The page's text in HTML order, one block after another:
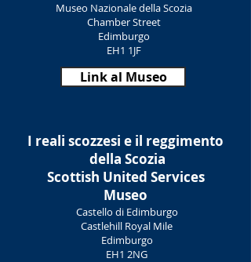
Museo Nazionale della Scozia
Chamber Street
Edimburgo
EH1 1JF
Link al Museo
I reali scozzesi e il reggimento
della Scozia
Scottish United Services
Museo
Castello di Edimburgo
Castlehill Royal Mile
Edimburgo
EH1 2NG